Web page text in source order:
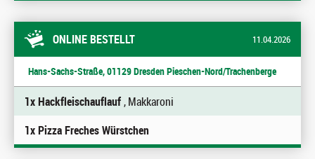
ONLINE BESTELLT 11.04.2026
Hans-Sachs-Straße, 01129 Dresden Pieschen-Nord/Trachenberge
1x Hackfleischauflauf, Makkaroni
1x Pizza Freches Würstchen